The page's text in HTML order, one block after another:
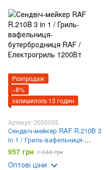
Розпродаж
−8%
залишилось 13 годин
Артикул: 2055035
Сендвіч-мейкер RAF R.210B 3
in 1 / Гриль-вафельниця-
бутербродниця RAF /
Електрогриль 1200Вт
957 грн 1 044 грн
Оптові ціни